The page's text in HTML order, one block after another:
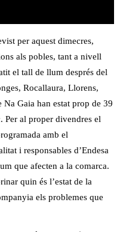
per aquest dimecres,
als pobles, tant a nivell
el tall de llum després del
Rocallaura, Llorens,
Gaia han estat prop de 39
Per al proper divendres el
amb el
i responsables d’Endesa
que afecten a la comarca.
quin és l’estat de la
els problemes que